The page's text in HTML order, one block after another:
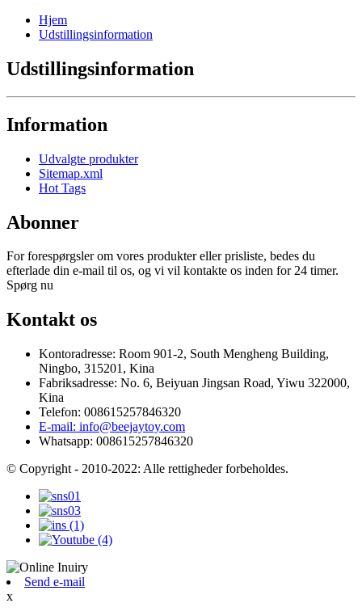
Hjem
Udstillingsinformation
Udstillingsinformation
Information
Udvalgte produkter
Sitemap.xml
Hot Tags
Abonner
For forespørgsler om vores produkter eller prisliste, bedes du
efterlade din e-mail til os, og vi vil kontakte os inden for 24 timer.
Spørg nu
Kontakt os
Kontoradresse: Room 901-2, South Mengheng Building,
Ningbo, 315201, Kina
Fabriksadresse: No. 6, Beiyuan Jingsan Road, Yiwu 322000,
Kina
Telefon: 008615257846320
E-mail: info@beejaytoy.com
Whatsapp: 008615257846320
© Copyright - 2010-2022: Alle rettigheder forbeholdes.
Send e-mail
x